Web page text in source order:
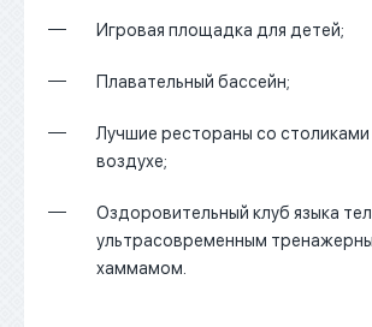
Игровая площадка для детей;
Плавательный бассейн;
Лучшие рестораны со
воздухе;
Оздоровительный клуб языка
ультрасовременным
хаммамом.